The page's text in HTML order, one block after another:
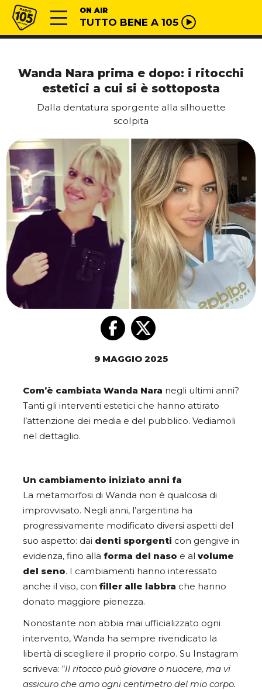
Vai al contenuto
Radio 105 ON AIR
TUTTO BENE A 105
Wanda Nara prima e dopo: i ritocchi
estetici a cui si è sottoposta
Dalla dentatura sporgente alla silhouette
scolpita
9 MAGGIO 2025
Com’è cambiata Wanda Nara negli ultimi anni?
Tanti gli interventi estetici che hanno attirato
l’attenzione dei media e del pubblico. Vediamoli
nel dettaglio.
Un cambiamento iniziato anni fa
La metamorfosi di Wanda non è qualcosa di
improvvisato. Negli anni, l’argentina ha
progressivamente modificato diversi aspetti del
suo aspetto: dai denti sporgenti con gengive in
evidenza, fino alla forma del naso e al volume
del seno. I cambiamenti hanno interessato
anche il viso, con filler alle labbra che hanno
donato maggiore pienezza.
Nonostante non abbia mai ufficializzato ogni
intervento, Wanda ha sempre rivendicato la
libertà di scegliere il proprio corpo. Su Instagram
scriveva: “Il ritocco può giovare o nuocere, ma vi
assicuro che amo ogni centimetro del mio corpo.